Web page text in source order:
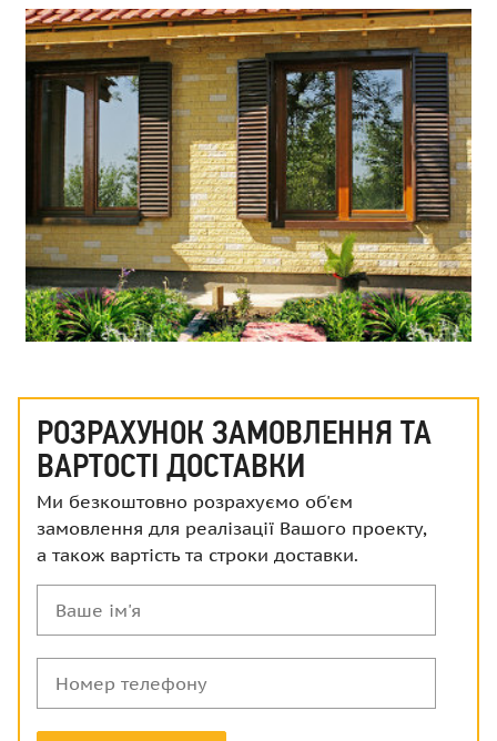
РОЗРАХУНОК ЗАМОВЛЕННЯ ТА
ВАРТОСТІ ДОСТАВКИ
Ми безкоштовно розрахуємо об'єм
замовлення для реалізації Вашого проекту,
а також вартість та строки доставки.
Ваше
ім'я
Номер
телефону